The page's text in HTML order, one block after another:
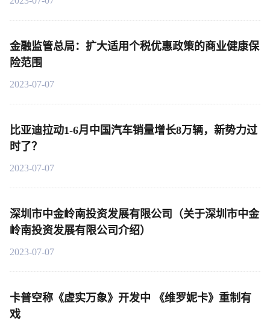
金融监管总局：扩大适用个税优惠政策的商业健康保
险范围
2023-07-07
比亚迪拉动1-6月中国汽车销量增长8万辆，新势力过
时了？
2023-07-07
深圳市中金岭南投资发展有限公司（关于深圳市中金
岭南投资发展有限公司介绍）
2023-07-07
卡普空称《虚实万象》开发中 《维罗妮卡》重制有
戏